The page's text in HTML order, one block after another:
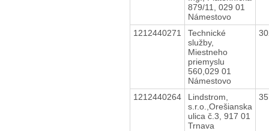
879/11, 029 01
Námestovo
1212440271
Technické
služby,
Miestneho
priemyslu
560,029 01
Námestovo
1212440264
Lindstrom,
s.r.o.,Orešianska
ulica č.3, 917 01
Trnava